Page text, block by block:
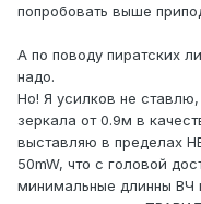
попробовать выше
А по поводу пиратских
надо.
Но! Я усилков не
зеркала от 0.9м в
выставляю в
50mW, что с головой
минимальные длинны ВЧ